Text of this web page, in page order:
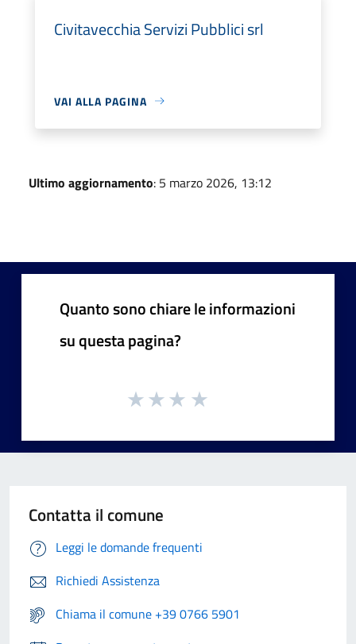
Civitavecchia Servizi Pubblici srl
VAI ALLA PAGINA
Ultimo aggiornamento: 5 marzo 2026, 13:12
Quanto sono chiare le informazioni
su questa pagina?
Contatta il comune
Leggi le domande frequenti
Richiedi Assistenza
Chiama il comune +39 0766 5901